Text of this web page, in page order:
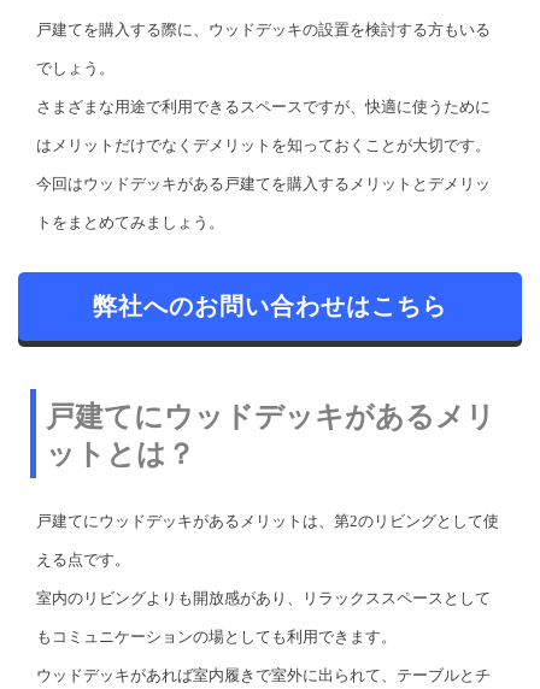
戸建てを購入する際に、ウッドデッキの設置を検討する方もいる
でしょう。
さまざまな用途で利用できるスペースですが、快適に使うために
はメリットだけでなくデメリットを知っておくことが大切です。
今回はウッドデッキがある戸建てを購入するメリットとデメリッ
トをまとめてみましょう。
弊社へのお問い合わせはこちら
戸建てにウッドデッキがあるメリ
ットとは？
戸建てにウッドデッキがあるメリットは、第2のリビングとして使
える点です。
室内のリビングよりも開放感があり、リラックススペースとして
もコミュニケーションの場としても利用できます。
ウッドデッキがあれば室内履きで室外に出られて、テーブルとチ